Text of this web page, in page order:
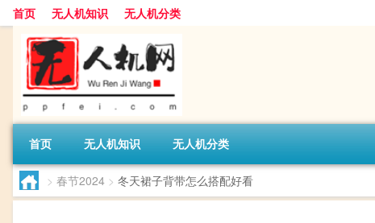
首页 无人机知识 无人机分类
首页 无人机知识 无人机分类
> 春节2024 > 冬天裙子背带怎么搭配好看